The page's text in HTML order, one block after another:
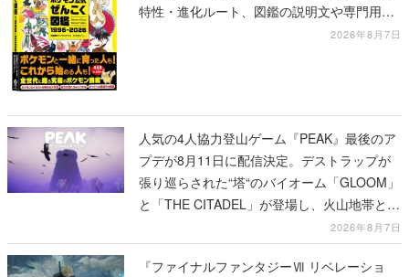
特性・進化ルート、図鑑の説明文や専門用語
2026年8月7日
人気の4人協力登山ゲーム『PEAK』最後のア
プデが8月11日に配信決定。デストラップが
張り巡らされた“塔“のバイオーム「GLOOM」
と「THE CITADEL」が登場し、火山地帯と入
2026年8月7日
『ファイナルファンタジーⅦ リベレーショ